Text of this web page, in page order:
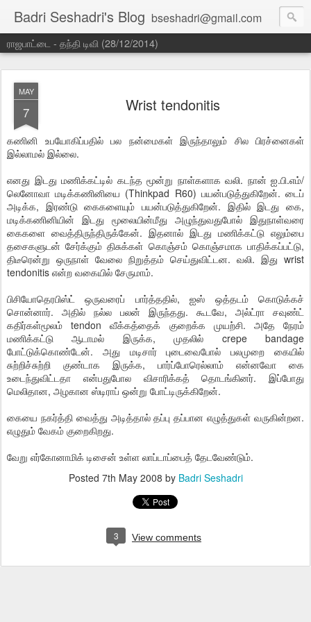
Badri Seshadri's Blog bseshadri@gmail.com
ராஜபாட்டை - தந்தி டிவி (28/12/2014)
MAY
7 Wrist tendonitis
கணினி உபயோகிப்பதில் பல நன்மைகள் இருந்தாலும் சில பிரச்னைகள்
இல்லாமல் இல்லை.
எனது இடது மணிக்கட்டில் கடந்த மூன்று நாள்களாக வலி. நான் ஐ.பி.எம்/
லெனோவா மடிக்கணினியை (Thinkpad R60) பயன்படுத்துகிறேன். டைப்
அடிக்க, இரண்டு கைகளையும் பயன்படுத்துகிறேன். இதில் இடது கை,
மடிக்கணினியின் இடது மூலையின்மீது அழுந்துவதுபோல் இதுநாள்வரை
கைகளை வைத்திருந்திருக்கேன். இதனால் இடது மணிக்கட்டு எலும்பை
தசைகளுடன் சேர்க்கும் திசுக்கள் கொஞ்சம் கொஞ்சமாக பாதிக்கப்பட்டு,
திடீரென்று ஒருநாள் வேலை நிறுத்தம் செய்துவிட்டன. வலி. இது wrist
tendonitis என்ற வகையில் சேருமாம்.
பிசியோதெரபிஸ்ட் ஒருவரைப் பார்த்ததில், ஐஸ் ஒத்தடம் கொடுக்கச்
சொன்னார். அதில் நல்ல பலன் இருந்தது. கூடவே, அல்ட்ரா சவுண்ட்
கதிர்கள்மூலம் tendon வீக்கத்தைக் குறைக்க முயற்சி. அதே நேரம்
மணிக்கட்டு ஆடாமல் இருக்க, முதலில் crepe bandage
போட்டுக்கொண்டேன். அது மடிசார் புடைவைபோல் பலமுறை கையில்
சுற்றிச்சுற்றி குண்டாக இருக்க, பார்ப்போரெல்லாம் என்னவோ கை
உடைந்துவிட்டதா என்பதுபோல விசாரிக்கத் தொடங்கினர். இப்போது
மெலிதான, அழகான ஸ்டிராப் ஒன்று போட்டிருக்கிறேன்.
கையை நகர்த்தி வைத்து அடித்தால் தப்பு தப்பான எழுத்துகள் வருகின்றன.
எழுதும் வேகம் குறைகிறது.
வேறு எர்கோனாமிக் டிசைன் உள்ள லாப்டாப்பைத் தேடவேண்டும்.
Posted 7th May 2008 by Badri Seshadri
3 View comments